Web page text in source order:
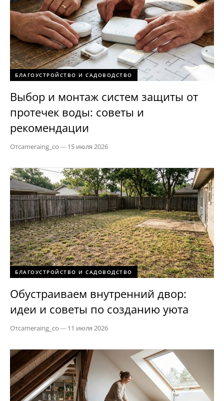
БЛАГОУСТРОЙСТВО И САДОВОДСТВО
Выбор и монтаж систем защиты от
протечек воды: советы и
рекомендации
Отcameraing_co—15 июля 2026
БЛАГОУСТРОЙСТВО И САДОВОДСТВО
Обустраиваем внутренний двор:
идеи и советы по созданию уюта
Отcameraing_co—11 июля 2026